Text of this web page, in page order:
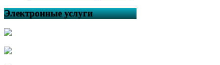
Электронные услуги